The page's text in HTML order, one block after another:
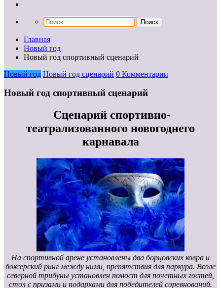
Главная
Новый год
Новый год спортивный сценарий
Новый год Новый год сценарий 0 Комментарии
Новый год спортивный сценарий
Сценарий спортивно-
театрализованного новогоднего
карнавала
На спортивной арене установлены два борцовских ковра и
боксерский ринг между ними, препятствия для паркура. Возле
северной трибуны установлен помост для почетных гостей,
стол с призами и подарками для победителей соревнований.